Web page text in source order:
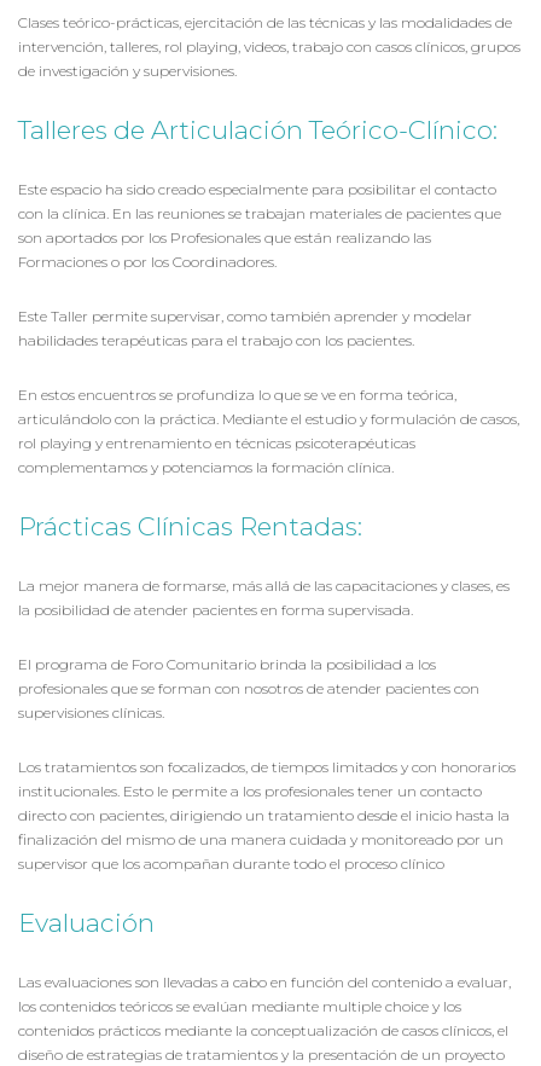
Clases teórico-prácticas, ejercitación de las técnicas y las modalidades de
intervención, talleres, rol playing, videos, trabajo con casos clínicos, grupos
de investigación y supervisiones.
Talleres de Articulación Teórico-Clínico:
Este espacio ha sido creado especialmente para posibilitar el contacto
con la clínica. En las reuniones se trabajan materiales de pacientes que
son aportados por los Profesionales que están realizando las
Formaciones o por los Coordinadores.
Este Taller permite supervisar, como también aprender y modelar
habilidades terapéuticas para el trabajo con los pacientes.
En estos encuentros se profundiza lo que se ve en forma teórica,
articulándolo con la práctica. Mediante el estudio y formulación de casos,
rol playing y entrenamiento en técnicas psicoterapéuticas
complementamos y potenciamos la formación clínica.
Prácticas Clínicas Rentadas:
La mejor manera de formarse, más allá de las capacitaciones y clases, es
la posibilidad de atender pacientes en forma supervisada.
El programa de Foro Comunitario brinda la posibilidad a los
profesionales que se forman con nosotros de atender pacientes con
supervisiones clínicas.
Los tratamientos son focalizados, de tiempos limitados y con honorarios
institucionales. Esto le permite a los profesionales tener un contacto
directo con pacientes, dirigiendo un tratamiento desde el inicio hasta la
finalización del mismo de una manera cuidada y monitoreado por un
supervisor que los acompañan durante todo el proceso clínico
Evaluación
Las evaluaciones son llevadas a cabo en función del contenido a evaluar,
los contenidos teóricos se evalúan mediante multiple choice y los
contenidos prácticos mediante la conceptualización de casos clínicos, el
diseño de estrategias de tratamientos y la presentación de un proyecto